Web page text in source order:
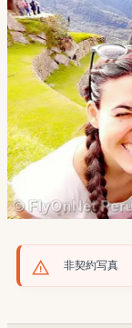
非契約写真